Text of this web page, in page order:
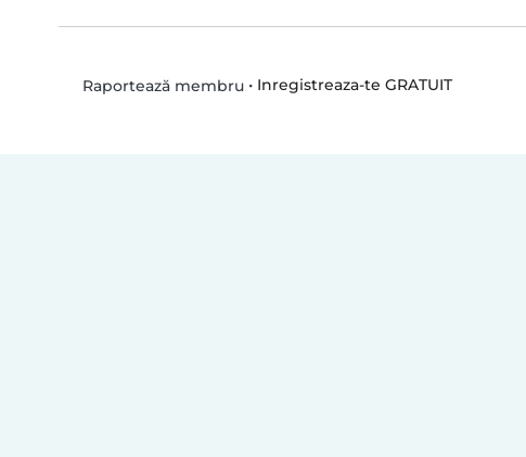
Raportează membru• Inregistreaza-te GRATUIT